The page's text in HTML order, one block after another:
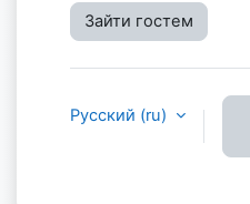
Зайти гостем
Русский ‎(ru)‎